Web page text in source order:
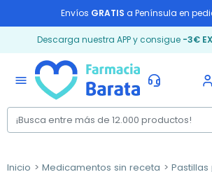
Envíos GRATIS a Península en
Descarga nuestra APP y consigue -3€
menu
Inicio Medicamentos sin receta